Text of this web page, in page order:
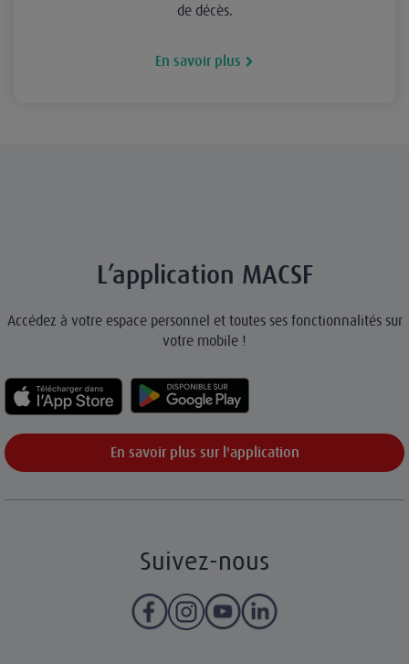
de décès.
En savoir plus
L’application MACSF
Accédez à votre espace personnel et toutes ses fonctionnalités sur
votre mobile !
En savoir plus sur l'application
Suivez-nous